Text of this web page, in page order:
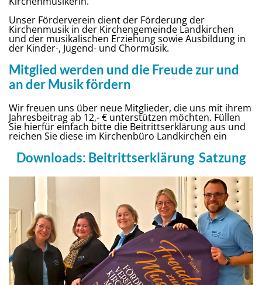
Unser Förderverein dient der Förderung der
Kirchenmusik in der Kirchengemeinde Landkirchen
und der musikalischen Erziehung sowie Ausbildung in
der Kinder-, Jugend- und Chormusik.
Mitglied werden und die Freude zur und
an der Musik fördern
Wir freuen uns über neue Mitglieder, die uns mit ihrem
Jahresbeitrag ab 12,- € unterstützen möchten. Füllen
Sie hierfür einfach bitte die Beitrittserklärung aus und
reichen Sie diese im Kirchenbüro Landkirchen ein
Downloads: Beitrittserklärung Satzung